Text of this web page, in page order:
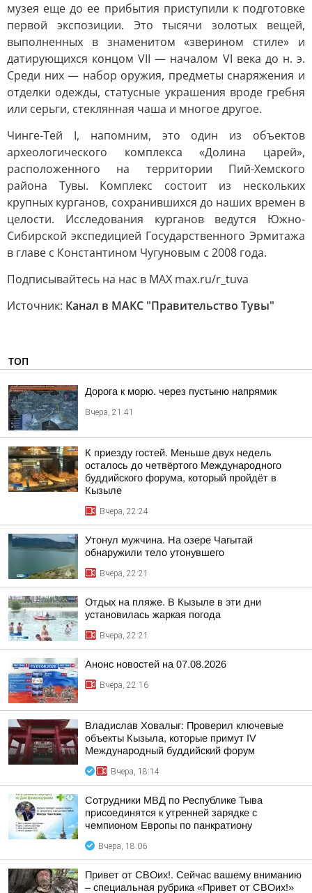
музея еще до ее прибытия приступили к подготовке
первой экспозиции. Это тысячи золотых вещей,
выполненных в знаменитом «зверином стиле» и
датирующихся концом VII — началом VI века до н. э.
Среди них — набор оружия, предметы снаряжения и
отделки одежды, статусные украшения вроде гребня
или серьги, стеклянная чаша и многое другое.
Чинге-Тей I, напомним, это один из объектов
археологического комплекса «Долина царей»,
расположенного на территории Пий-Хемского
района Тувы. Комплекс состоит из нескольких
крупных курганов, сохранившихся до наших времен в
целости. Исследования курганов ведутся Южно-
Сибирской экспедицией Государственного Эрмитажа
в главе с Константином Чугуновым с 2008 года.
Подписывайтесь на нас в МАХ max.ru/r_tuva
Источник: Канал в МАКС "Правительство Тувы"
ТОП
Дорога к морю. через пустыню напрямик
Вчера, 21:41
К приезду гостей. Меньше двух недель
осталось до четвёртого Международного
буддийского форума, который пройдёт в
Кызыле
Вчера, 22:24
Утонул мужчина. На озере Чагытай
обнаружили тело утонувшего
Вчера, 22:21
Отдых на пляже. В Кызыле в эти дни
установилась жаркая погода
Вчера, 22:21
Анонс новостей на 07.08.2026
Вчера, 22:16
Владислав Ховалыг: Проверил ключевые
объекты Кызыла, которые примут IV
Международный буддийский форум
Вчера, 18:14
Сотрудники МВД по Республике Тыва
присоединятся к утренней зарядке с
чемпионом Европы по панкратиону
Вчера, 18:06
Привет от СВОих!. Сейчас вашему вниманию
– специальная рубрика «Привет от СВОих!»